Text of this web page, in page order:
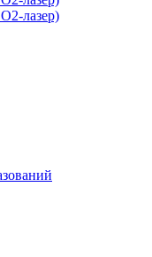
лазер)